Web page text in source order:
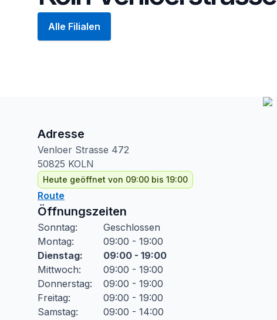
Alle Filialen
Adresse
Venloer Strasse 472
50825 KOLN
Heute geöffnet von 09:00 bis 19:00
Route
Öffnungszeiten
Sonntag:
Geschlossen
Montag:
09:00 - 19:00
Dienstag:
09:00 - 19:00
Mittwoch:
09:00 - 19:00
Donnerstag:
09:00 - 19:00
Freitag:
09:00 - 19:00
Samstag: 09:00 - 14:00